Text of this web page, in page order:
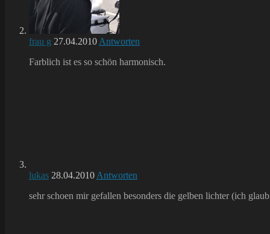
frau g 27.04.2010 Antworten
Farblich ist es so schön harmonisch.
lukas 28.04.2010 Antworten
sehr schoen mir gefallen besonders die gelben lichter (ich